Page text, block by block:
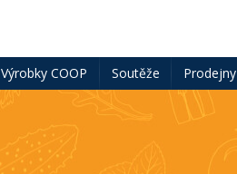
Výrobky COOP Soutěže Prodejny